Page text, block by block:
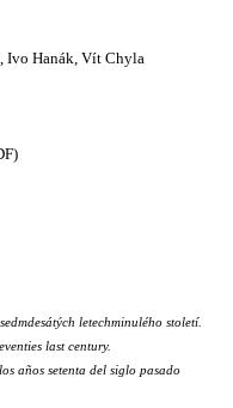
Ivo Hanák, Vít Chyla
letechminulého století.
last century.
años setenta del siglo pasado